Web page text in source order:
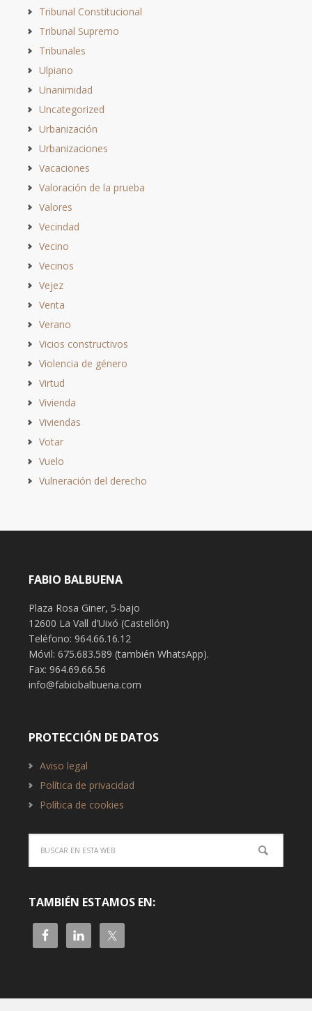
Tribunal Constitucional
Tribunal Supremo
Tribunales
Ulpiano
Unanimidad
Uncategorized
Urbanización
Urbanizaciones
Vacaciones
Valoración de la prueba
Valores
Vecindad
Vecino
Vecinos
Vejez
Venta
Verano
Vicios constructivos
Violencia de género
Virtud
Vivienda
Viviendas
Votar
Vuelo
Vulneración del derecho
FABIO BALBUENA
Plaza Rosa Giner, 5-bajo
12600 La Vall d’Uixó (Castellón)
Teléfono: 964.66.16.12
Móvil: 675.683.589 (también WhatsApp).
Fax: 964.69.66.56
info@fabiobalbuena.com
PROTECCIÓN DE DATOS
Aviso legal
Política de privacidad
Política de cookies
TAMBIÉN ESTAMOS EN: